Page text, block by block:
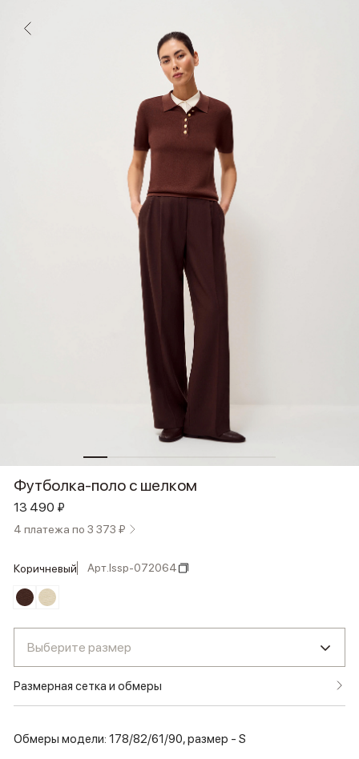
Футболка-поло с шелком
13 490 ₽
4 платежа по 3 373 ₽
коричневый Арт.lssp-072064
Выберите размер
Размерная сетка и обмеры
Обмеры модели: 178/82/61/90, размер - S